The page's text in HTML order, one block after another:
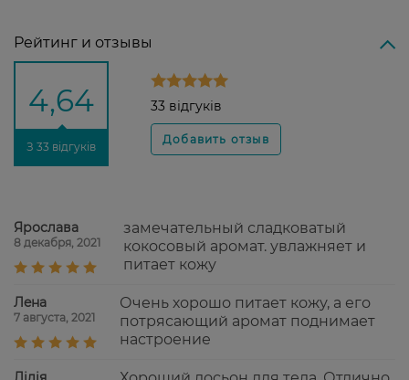
Рейтинг и отзывы
4,64
З 33 відгуків
33 відгуків
Ярослава
8 декабря, 2021
замечательный сладковатый
кокосовый аромат. увлажняет и
питает кожу
Лeна
7 августа, 2021
Очень хорошо питает кожу, а его
потрясающий аромат поднимает
настроение